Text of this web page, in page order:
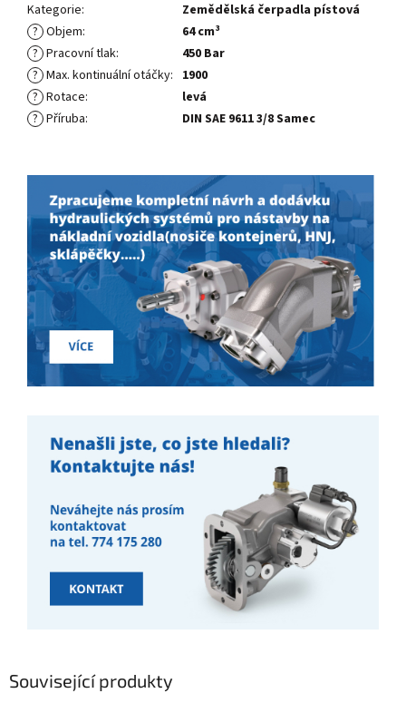
Související produkty
Kategorie:
Zemědělská čerpadla pístová
? Objem:
64 cm³
? Pracovní tlak:
450 Bar
? Max. kontinuální otáčky: 1900
? Rotace:
levá
? Příruba: DIN SAE 9611 3/8 Samec